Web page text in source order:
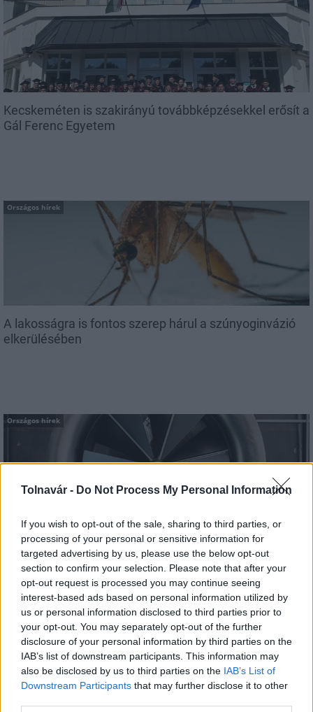
Tolnavár - Do Not Process My Personal Information
If you wish to opt-out of the sale, sharing to third parties, or
processing of your personal or sensitive information for
targeted advertising by us, please use the below opt-out
section to confirm your selection. Please note that after your
opt-out request is processed you may continue seeing
interest-based ads based on personal information utilized by
us or personal information disclosed to third parties prior to
your opt-out. You may separately opt-out of the further
disclosure of your personal information by third parties on the
IAB’s list of downstream participants. This information may
also be disclosed by us to third parties on the IAB’s List of
Downstream Participants that may further disclose it to other
Kecskeméten is szakirányú továbbképzésekkel erősít a
Gál Ferenc Egyetem
Országos hírek
A lakosságra is fontos szerep hárul a szúnyoginvázió
elkerülésében
Országos hírek
Itt az ÉVOSZ megoldása a hőhullámok és az
energiakrízis kezelésére
MAGYAR ÉPÍTŐK